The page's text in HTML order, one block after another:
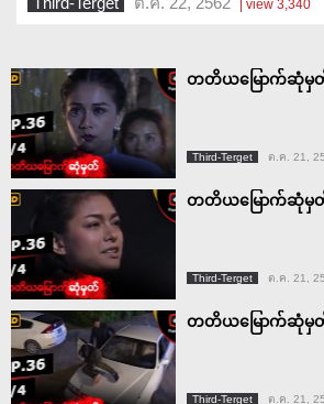
| view 3,340
တတိယမြောက်ဆုံမှတ်
Third-Terget ต.ค. 21,
တတိယမြောက်ဆုံမှတ်
Third-Terget ต.ค. 21,
တတိယမြောက်ဆုံမှတ်
Third-Terget ต.ค. 21,